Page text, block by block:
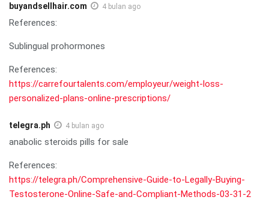
buyandsellhair.com 4 bulan ago
References:
Sublingual prohormones
References:
https://carrefourtalents.com/employeur/weight-loss-
personalized-plans-online-prescriptions/
telegra.ph 4 bulan ago
anabolic steroids pills for sale
References:
https://telegra.ph/Comprehensive-Guide-to-Legally-Buying-
Testosterone-Online-Safe-and-Compliant-Methods-03-31-2